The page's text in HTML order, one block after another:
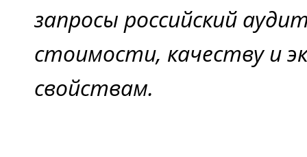
запросы российский
стоимости, качеству и
свойствам.